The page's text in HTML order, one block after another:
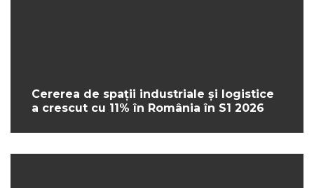
Cererea de spații industriale și logistice
a crescut cu 11% în România în S1 2026